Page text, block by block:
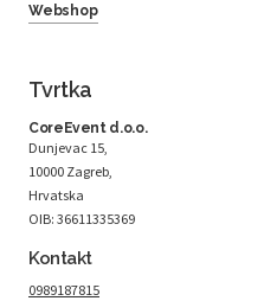
Webshop
Tvrtka
CoreEvent d.o.o.
Dunjevac 15,
10000 Zagreb,
Hrvatska
OIB: 36611335369
Kontakt
0989187815